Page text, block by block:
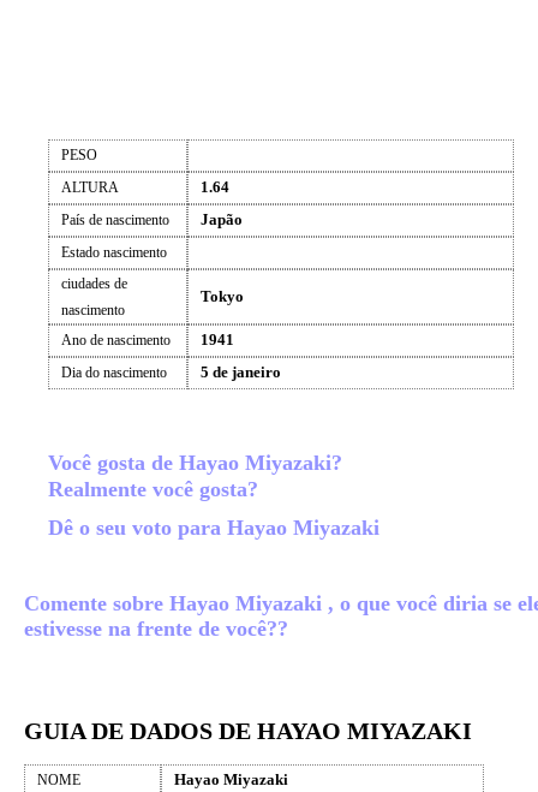
PESO
ALTURA
1.64
País de nascimento Japão
Estado nascimento
ciudades de
nascimento
Tokyo
Ano de nascimento 1941
Dia do nascimento 5 de janeiro
Você gosta de Hayao Miyazaki?
Realmente você gosta?
Dê o seu voto para Hayao Miyazaki
Comente sobre Hayao Miyazaki , o que você diria se
estivesse na frente de você??
GUIA DE DADOS DE HAYAO MIYAZAKI
NOME Hayao Miyazaki